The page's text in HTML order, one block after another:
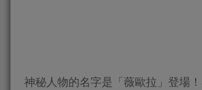
神秘人物的名字是「薇歐拉」登場